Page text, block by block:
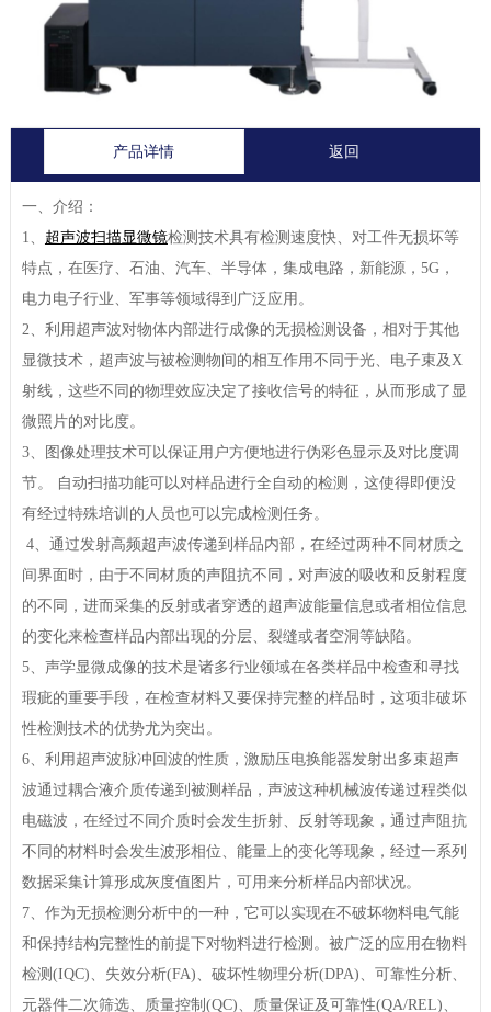
产品详情 返回
一、介绍：
1、 超声波扫描显微镜检测技术具有检测速度快、对工件无损坏等
特点，在医疗、石油、汽车、半导体，集成电路，新能源，5G，
电力电子行业、军事等领域得到广泛应用。
2、利用超声波对物体内部进行成像的无损检测设备，相对于其他
显微技术，超声波与被检测物间的相互作用不同于光、电子束及X
射线，这些不同的物理效应决定了接收信号的特征，从而形成了显
微照片的对比度。
3、图像处理技术可以保证用户方便地进行伪彩色显示及对比度调
节。 自动扫描功能可以对样品进行全自动的检测，这使得即便没
有经过特殊培训的人员也可以完成检测任务。
4、通过发射高频超声波传递到样品内部，在经过两种不同材质之
间界面时，由于不同材质的声阻抗不同，对声波的吸收和反射程度
的不同，进而采集的反射或者穿透的超声波能量信息或者相位信息
的变化来检查样品内部出现的分层、裂缝或者空洞等缺陷。
5、声学显微成像的技术是诸多行业领域在各类样品中检查和寻找
瑕疵的重要手段，在检查材料又要保持完整的样品时，这项非破坏
性检测技术的优势尤为突出。
6、利用超声波脉冲回波的性质，激励压电换能器发射出多束超声
波通过耦合液介质传递到被测样品，声波这种机械波传递过程类似
电磁波，在经过不同介质时会发生折射、反射等现象，通过声阻抗
不同的材料时会发生波形相位、能量上的变化等现象，经过一系列
数据采集计算形成灰度值图片，可用来分析样品内部状况。
7、作为无损检测分析中的一种，它可以实现在不破坏物料电气能
和保持结构完整性的前提下对物料进行检测。被广泛的应用在物料
检测(IQC)、失效分析(FA)、破坏性物理分析(DPA)、可靠性分析、
元器件二次筛选、质量控制(QC)、质量保证及可靠性(QA/REL)、